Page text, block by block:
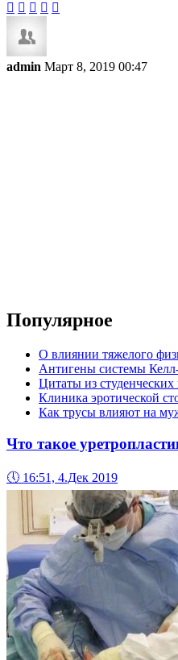
    
admin Март 8, 2019 00:47
Популярное
О влиянии тяжелого
Антигены системы
Цитаты из
Клиника эротической
Как трусы влияют на
Что такое
🕔 16:51, 4.Дек 2019